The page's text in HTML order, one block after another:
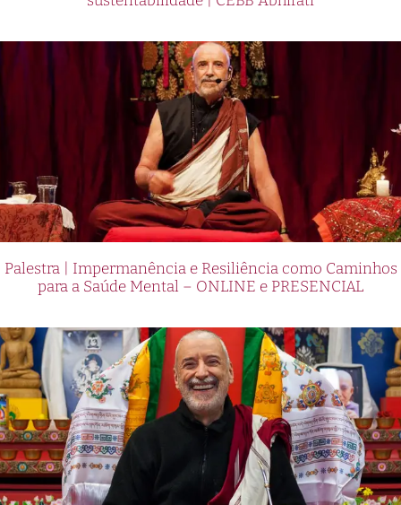
Palestra | Impermanência e Resiliência como Caminhos
para a Saúde Mental – ONLINE e PRESENCIAL